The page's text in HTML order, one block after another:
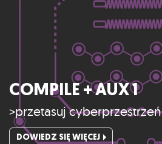
COMPILE + AUX 1
>przetasuj cyberprzestrzeń
DOWIEDZ SIĘ WIĘCEJ